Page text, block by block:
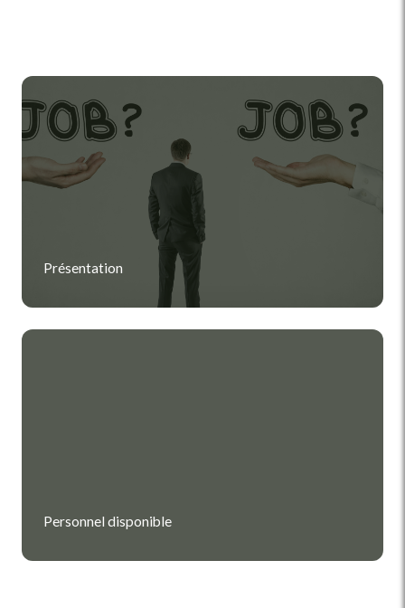
Présentation
Personnel disponible